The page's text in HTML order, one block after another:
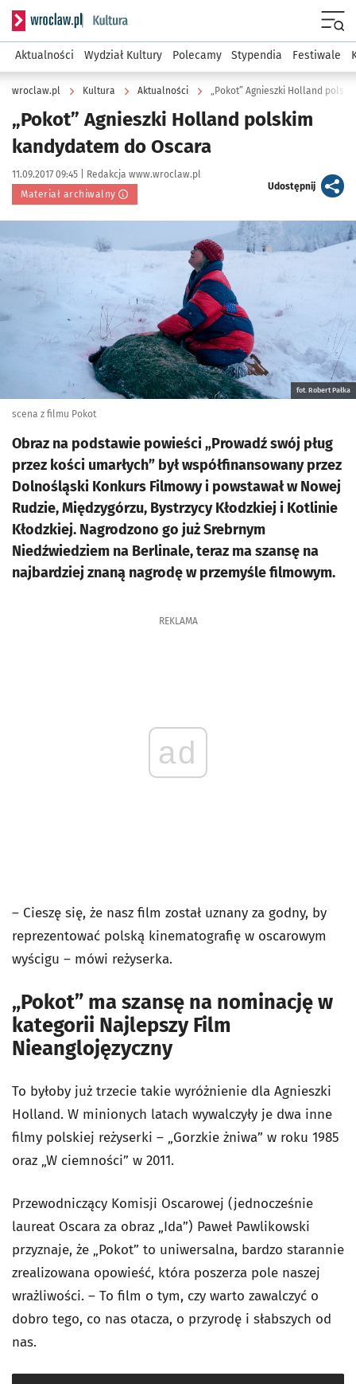
Serwis informacyjny wroclaw.pl podserwis: Kultura
Aktualności Wydział Kultury Polecamy Stypendia Festiwale
wroclaw.pl Kultura Aktualności „Pokot” Agnieszki Holland
„Pokot” Agnieszki Holland polskim
kandydatem do Oscara
Data publikacji:
11.09.2017 09:45 | Autor:
Redakcja www.wroclaw.pl
Materiał archiwalny
Udostępnijartykuł
fot. Robert Pałka
scena z filmu Pokot
Obraz na podstawie powieści „Prowadź swój pług
przez kości umarłych” był współfinansowany przez
Dolnośląski Konkurs Filmowy i powstawał w Nowej
Rudzie, Międzygórzu, Bystrzycy Kłodzkiej i Kotlinie
Kłodzkiej. Nagrodzono go już Srebrnym
Niedźwiedziem na Berlinale, teraz ma szansę na
najbardziej znaną nagrodę w przemyśle filmowym.
REKLAMA
ad
– Cieszę się, że nasz film został uznany za godny, by
reprezentować polską kinematografię w oscarowym
wyścigu – mówi reżyserka.
„Pokot” ma szansę na nominację w
kategorii Najlepszy Film
Nieanglojęzyczny
To byłoby już trzecie takie wyróżnienie dla Agnieszki
Holland. W minionych latach wywalczyły je dwa inne
filmy polskiej reżyserki – „Gorzkie żniwa” w roku 1985
oraz „W ciemności” w 2011.
Przewodniczący Komisji Oscarowej (jednocześnie
laureat Oscara za obraz „Ida”) Paweł Pawlikowski
przyznaje, że „Pokot” to uniwersalna, bardzo starannie
zrealizowana opowieść, która poszerza pole naszej
wrażliwości. – To film o tym, czy warto zawalczyć o
dobro tego, co nas otacza, o przyrodę i słabszych od
nas.